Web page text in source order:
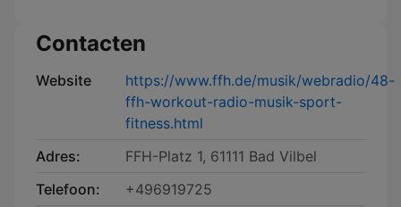
Podcast
Contacten
Website
https://www.ffh.de/musik/webradio/48-
ffh-workout-radio-musik-sport-
fitness.html
Adres:
FFH-Platz 1, 61111 Bad Vilbel
Telefoon:
+496919725